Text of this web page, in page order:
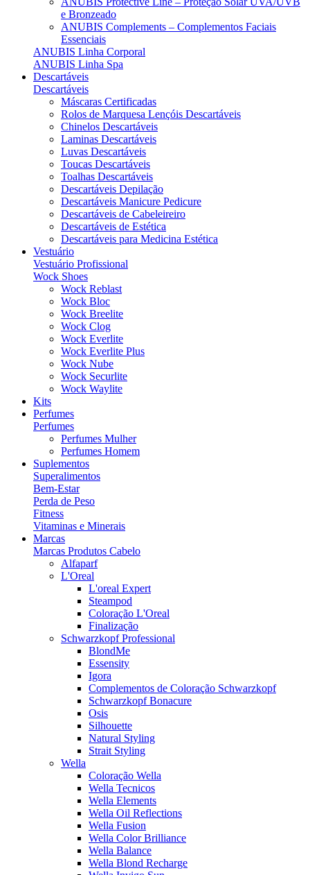
e Bronzeado
ANUBIS Complements – Complementos Faciais
Essenciais
ANUBIS Linha Corporal
ANUBIS Linha Spa
Descartáveis
Descartáveis
Máscaras Certificadas
Rolos de Marquesa Lençóis Descartáveis
Chinelos Descartáveis
Laminas Descartáveis
Luvas Descartáveis
Toucas Descartáveis
Toalhas Descartáveis
Descartáveis Depilação
Descartáveis Manicure Pedicure
Descartáveis de Cabeleireiro
Descartáveis de Estética
Descartáveis para Medicina Estética
Vestuário
Vestuário Profissional
Wock Shoes
Wock Reblast
Wock Bloc
Wock Breelite
Wock Clog
Wock Everlite
Wock Everlite Plus
Wock Nube
Wock Securlite
Wock Waylite
Kits
Perfumes
Perfumes
Perfumes Mulher
Perfumes Homem
Suplementos
Superalimentos
Bem-Estar
Perda de Peso
Fitness
Vitaminas e Minerais
Marcas
Marcas Produtos Cabelo
Alfaparf
L'Oreal
L'oreal Expert
Steampod
Coloração L'Oreal
Finalização
Schwarzkopf Professional
BlondMe
Essensity
Igora
Complementos de Coloração Schwarzkopf
Schwarzkopf Bonacure
Osis
Silhouette
Natural Styling
Strait Styling
Wella
Coloração Wella
Wella Tecnicos
Wella Elements
Wella Oil Reflections
Wella Fusion
Wella Color Brilliance
Wella Balance
Wella Blond Recharge